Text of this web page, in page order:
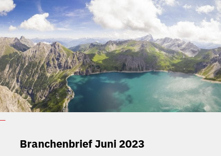
Branchenbrief Juni 2023